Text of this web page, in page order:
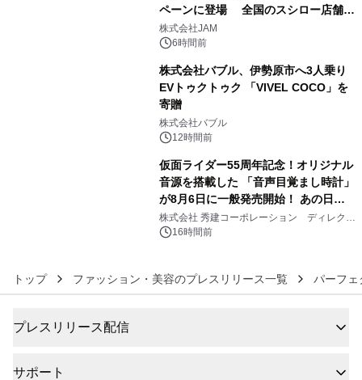
ペーンに登場 全国のスシロー店舗で
GR 4車種の FUNBOO(ミニカー)付き
メニューが展開されます
株式会社JAM
6時間前
株式会社バブル、伊勢原市へ3人乗り
EVトゥクトゥク 「VIVEL COCO」を
寄贈
株式会社バブル
12時間前
仮面ライダー55周年記念！オリジナル
音源を搭載した 「音声目覚まし時計」
が8月6日に一般発売開始！ あの日の
大興奮が今甦る
株式会社 秀建コーポレーション ディレクト
アートギャラリー
16時間前
トップ ファッション・美容のプレスリリース一覧 パーフェ
プレスリリース配信
サポート